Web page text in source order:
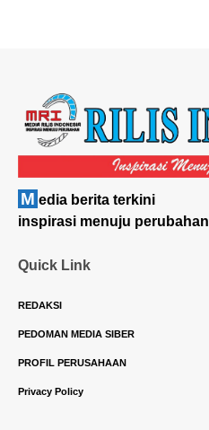
M edia berita terkini
inspirasi menuju perubahan
Quick Link
REDAKSI
PEDOMAN MEDIA SIBER
PROFIL PERUSAHAAN
Privacy Policy